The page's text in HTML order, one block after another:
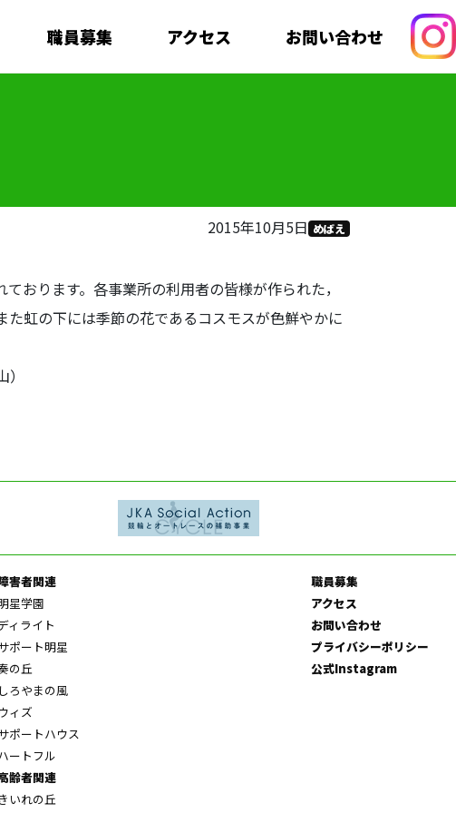
職員募集 アクセス お問い合わせ
2015年10月5日 めばえ
おります。各事業所の利用者の皆様が作られた，
虹の下には季節の花であるコスモスが色鮮やかに
害者関連
星学園
ィライト
ポート明星
の丘
しろやまの風
ウィズ
ポートハウス
ートフル
齢者関連
いれの丘
職員募集
アクセス
お問い合わせ
プライバシーポリシー
公式Instagram